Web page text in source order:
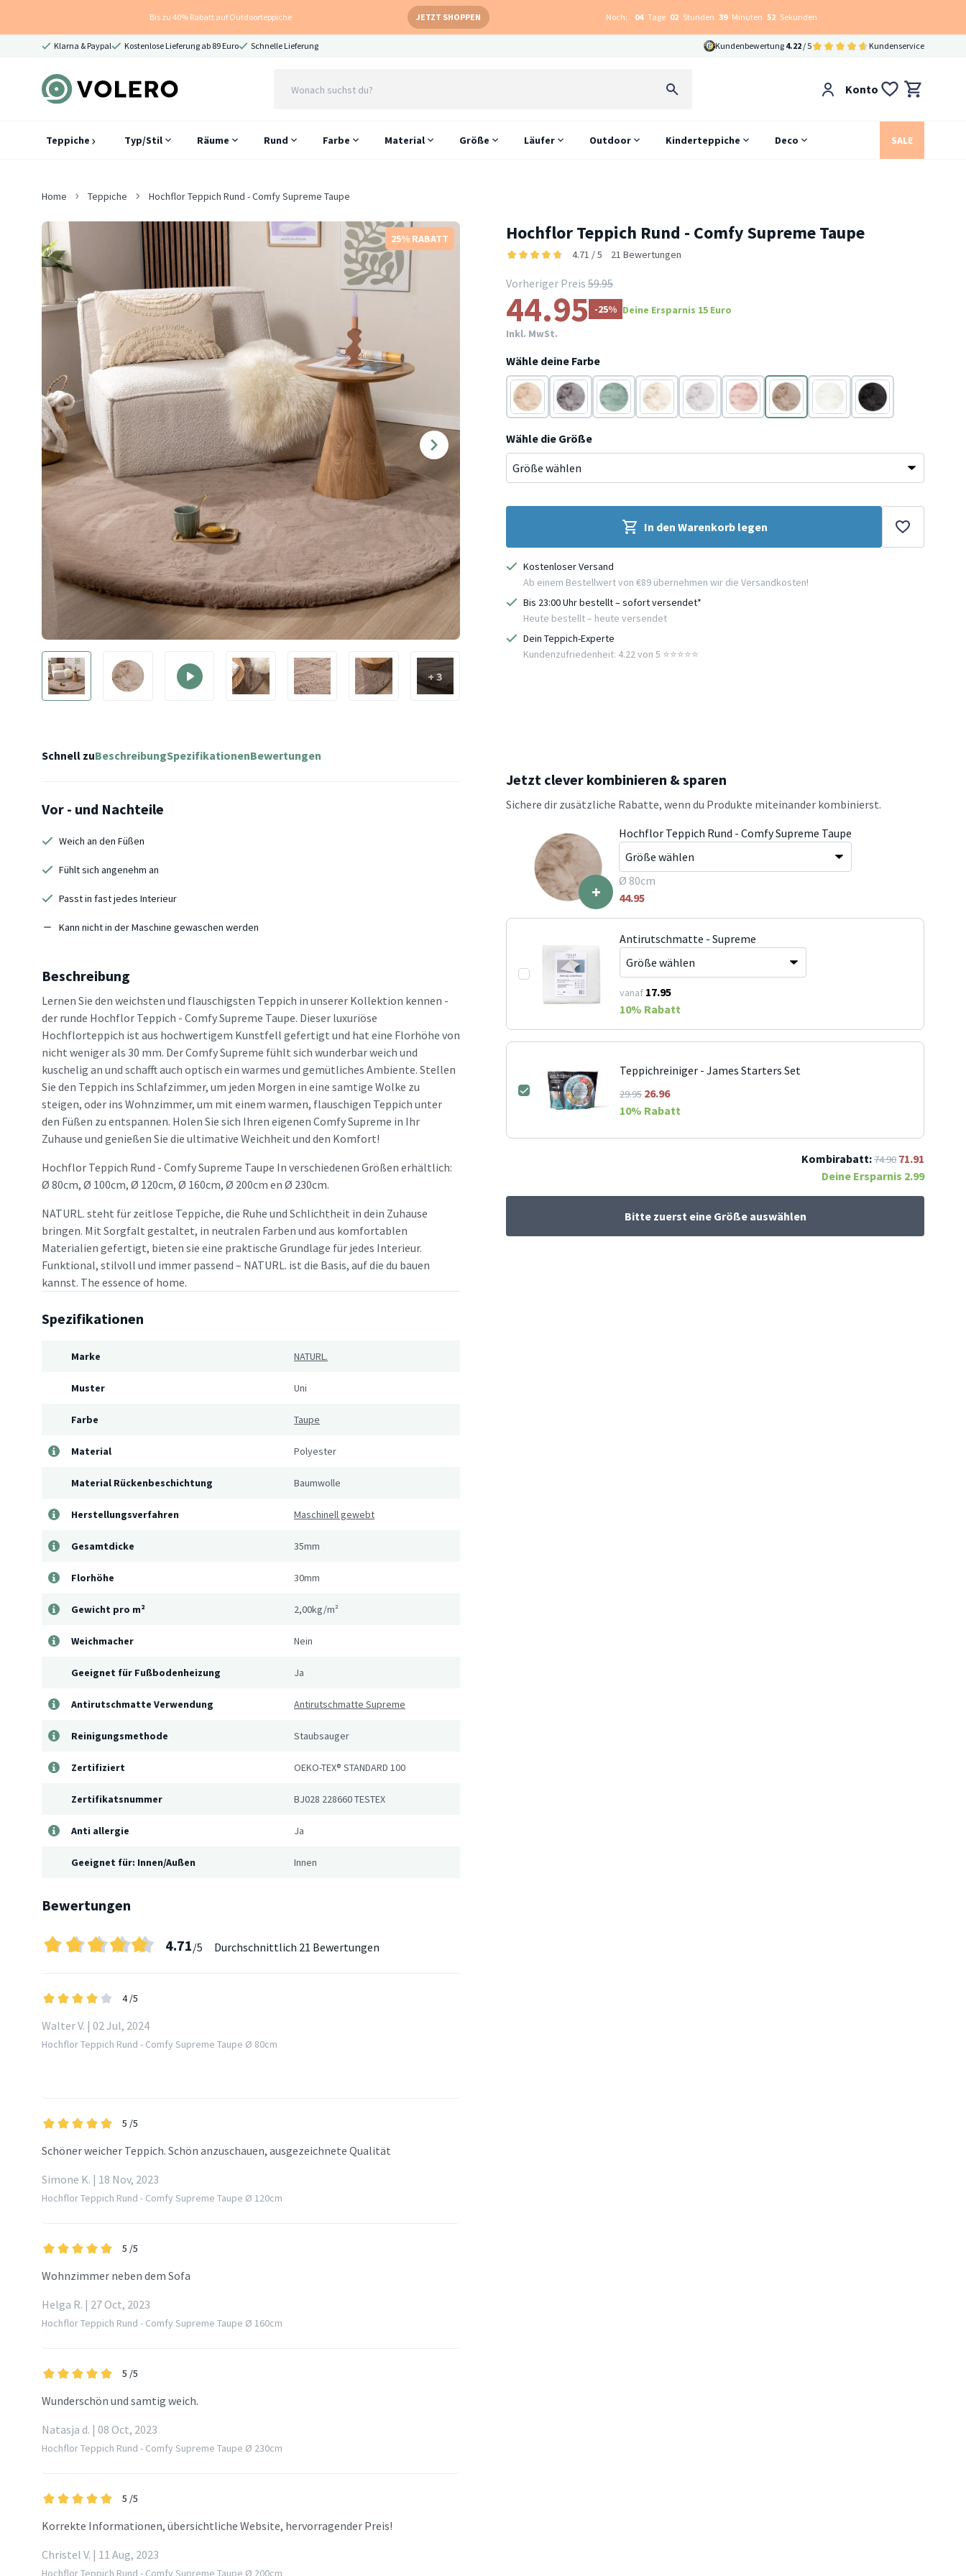
Bis zu 40% Rabatt auf Outdoorteppiche JETZT SHOPPEN Noch: 04 Tage 02 Stunden 39 Minuten 50 Sekunden
Klarna & Paypal Kostenlose Lieferung ab 89 Euro Schnelle Lieferung Kundenbewertung 4.22 / 5 Kundenservice
Konto
Teppiche Typ/Stil Räume Rund Farbe Material Größe Läufer Outdoor Kinderteppiche Deco SALE
Home Teppiche Hochflor Teppich Rund - Comfy Supreme Taupe
25% RABATT
+ 3
Hochflor Teppich Rund - Comfy Supreme Taupe
4.71 / 5 21 Bewertungen
Vorheriger Preis 59.95
44.95 -25% Deine Ersparnis 15 Euro
Inkl. MwSt.
Wähle deine Farbe
Beige AnthrazitTürkis Creme Grau Rosa Taupe Weiß
Schwarz
Wähle die Größe
In den Warenkorb legen
Kostenloser Versand
Ab einem Bestellwert von €89 übernehmen wir die Versandkosten!
Bis 23:00 Uhr bestellt – sofort versendet*
Heute bestellt – heute versendet
Dein Teppich-Experte
Kundenzufriedenheit: 4.22 von 5 ⭐️⭐️⭐️⭐️⭐️
Schnell zuBeschreibungSpezifikationenBewertungen
Vor - und Nachteile
Weich an den Füßen
Fühlt sich angenehm an
Passt in fast jedes Interieur
Kann nicht in der Maschine gewaschen werden
Beschreibung
Lernen Sie den weichsten und flauschigsten Teppich in unserer Kollektion kennen -
der runde Hochflor Teppich - Comfy Supreme Taupe. Dieser luxuriöse
Hochflorteppich ist aus hochwertigem Kunstfell gefertigt und hat eine Florhöhe von
nicht weniger als 30 mm. Der Comfy Supreme fühlt sich wunderbar weich und
kuschelig an und schafft auch optisch ein warmes und gemütliches Ambiente. Stellen
Sie den Teppich ins Schlafzimmer, um jeden Morgen in eine samtige Wolke zu
steigen, oder ins Wohnzimmer, um mit einem warmen, flauschigen Teppich unter
den Füßen zu entspannen. Holen Sie sich Ihren eigenen Comfy Supreme in Ihr
Zuhause und genießen Sie die ultimative Weichheit und den Komfort!
Hochflor Teppich Rund - Comfy Supreme Taupe In verschiedenen Größen erhältlich:
Ø 80cm, Ø 100cm, Ø 120cm, Ø 160cm, Ø 200cm en Ø 230cm.
NATURL. steht für zeitlose Teppiche, die Ruhe und Schlichtheit in dein Zuhause
bringen. Mit Sorgfalt gestaltet, in neutralen Farben und aus komfortablen
Materialien gefertigt, bieten sie eine praktische Grundlage für jedes Interieur.
Funktional, stilvoll und immer passend – NATURL. ist die Basis, auf die du bauen
kannst. The essence of home.
Spezifikationen
Marke NATURL.
Muster Uni
Farbe Taupe
Material Polyester
Material Rückenbeschichtung Baumwolle
Herstellungsverfahren Maschinell gewebt
Gesamtdicke 35mm
Florhöhe 30mm
Gewicht pro m² 2,00kg/m²
Weichmacher Nein
Geeignet für Fußbodenheizung Ja
Antirutschmatte Verwendung Antirutschmatte Supreme
Reinigungsmethode Staubsauger
Zertifiziert OEKO-TEX® STANDARD 100
Zertifikatsnummer BJ028 228660 TESTEX
Anti allergie Ja
Geeignet für: Innen/Außen Innen
Bewertungen
4.71/5 Durchschnittlich 21 Bewertungen
4 /5
Walter V. | 02 Jul, 2024
Hochflor Teppich Rund - Comfy Supreme Taupe Ø 80cm
5 /5
Schöner weicher Teppich. Schön anzuschauen, ausgezeichnete Qualität
Simone K. | 18 Nov, 2023
Hochflor Teppich Rund - Comfy Supreme Taupe Ø 120cm
5 /5
Wohnzimmer neben dem Sofa
Helga R. | 27 Oct, 2023
Hochflor Teppich Rund - Comfy Supreme Taupe Ø 160cm
5 /5
Wunderschön und samtig weich.
Natasja d. | 08 Oct, 2023
Hochflor Teppich Rund - Comfy Supreme Taupe Ø 230cm
5 /5
Korrekte Informationen, übersichtliche Website, hervorragender Preis!
Christel V. | 11 Aug, 2023
Jetzt clever kombinieren & sparen
Sichere dir zusätzliche Rabatte, wenn du Produkte miteinander kombinierst.
+
Hochflor Teppich Rund - Comfy Supreme Taupe
Ø 80cm
44.95
Antirutschmatte - Supreme
vanaf 17.95
10% Rabatt
Teppichreiniger - James Starters Set
29.95 26.96
10% Rabatt
Kombirabatt:74.90 71.91
Deine Ersparnis 2.99
Bitte zuerst eine Größe auswählen